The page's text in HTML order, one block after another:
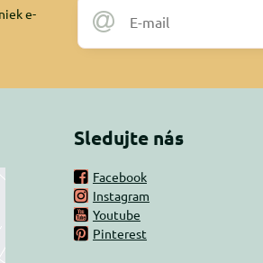
e-
Sledujte nás
Facebook
Instagram
Youtube
Pinterest